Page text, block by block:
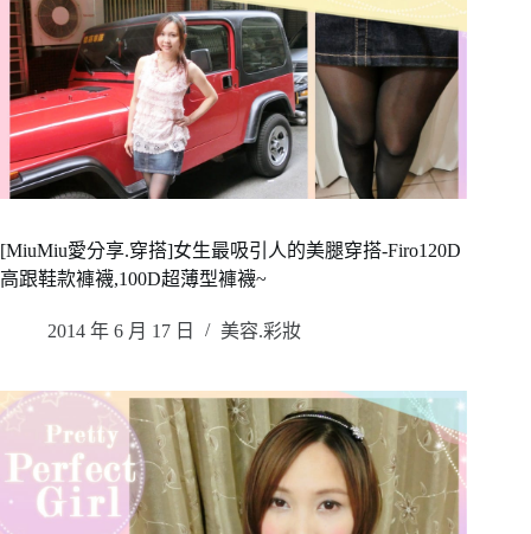
[MiuMiu愛分享.穿搭]女生最吸引人的美腿穿搭-Firo120D
高跟鞋款褲襪,100D超薄型褲襪~
2014 年 6 月 17 日 美容.彩妝